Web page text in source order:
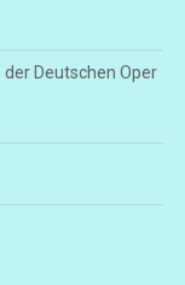
Deutschen Oper